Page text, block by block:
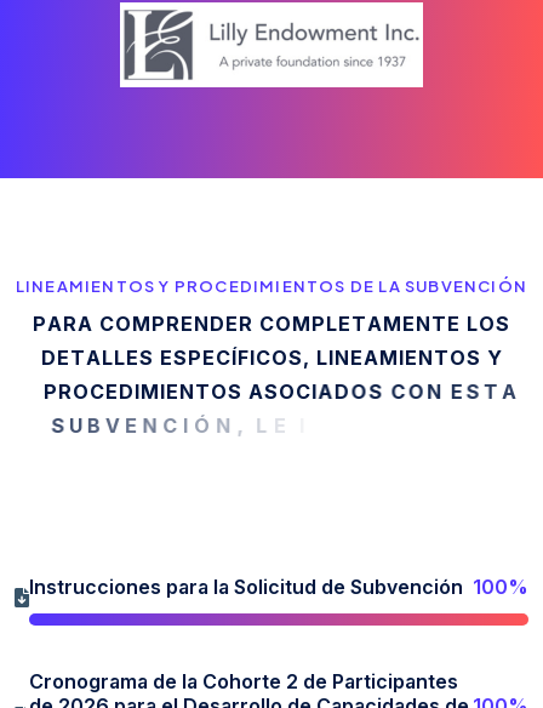
LINEAMIENTOS Y PROCEDIMIENTOS DE LA SUBVENCIÓN
PARA COMPRENDER COMPLETAMENTE LOS
DETALLES ESPECÍFICOS, LINEAMIENTOS Y
PROCEDIMIENTOS ASOCIADOS CON ESTA
UBVE N C Ó N, LE I N VI T
Instrucciones para la Solicitud de Subvención 100%
Cronograma de la Cohorte 2 de Participantes